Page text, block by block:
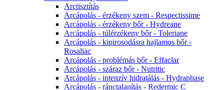
Arctisztítás
Arcápolás - érzékeny szem - Respectissime
Arcápolás - érzékeny bőr - Hydreane
Arcápolás - túlérzékeny bőr - Toleriane
Arcápolás - kipirosodásra hajlamos bőr -
Rosaliac
Arcápolás - problémás bőr - Effaclar
Arcápolás - száraz bőr - Nutritic
Arcápolás - intenzív hidratálás - Hydraphase
Arcápolás - ránctalanítás - Redermic C